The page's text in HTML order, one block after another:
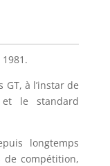
à l’instar de
le standard
longtemps
compétition,